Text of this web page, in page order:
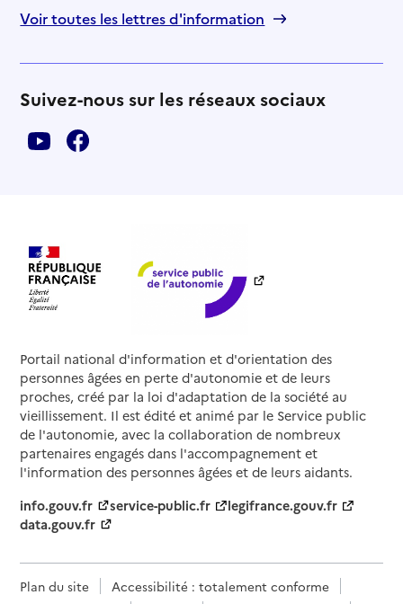
Voir toutes les lettres d'information
Suivez-nous sur les réseaux sociaux
Portail national d'information et d'orientation des
personnes âgées en perte d'autonomie et de leurs
proches, créé par la loi d'adaptation de la société au
vieillissement. Il est édité et animé par le Service public
de l'autonomie, avec la collaboration de nombreux
partenaires engagés dans l'accompagnement et
l'information des personnes âgées et de leurs aidants.
info.gouv.fr
service-public.fr
legifrance.gouv.fr
data.gouv.fr
Plan du site
Accessibilité : totalement conforme